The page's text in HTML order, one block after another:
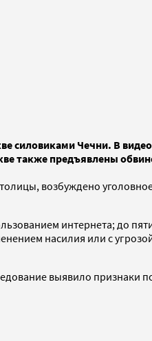
силовиками Чечни. В
также предъявлены
возбуждено
интернета; до
насилия или с
выявило